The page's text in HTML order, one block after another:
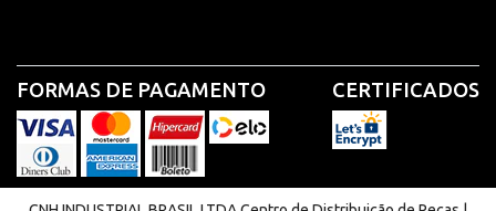
FORMAS DE PAGAMENTO CERTIFICADOS